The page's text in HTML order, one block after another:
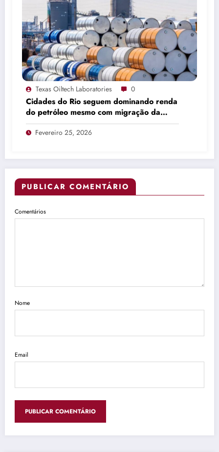
Texas Oiltech Laboratories 0
Cidades do Rio seguem dominando renda
do petróleo mesmo com migração da
produção
Fevereiro 25, 2026
PUBLICAR COMENTÁRIO
Comentários
Nome
Email